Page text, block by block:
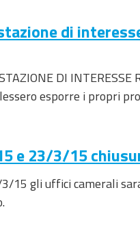
di
DI INTERESSE
esporre i propri
e 23/3/15
15 gli uffici camerali